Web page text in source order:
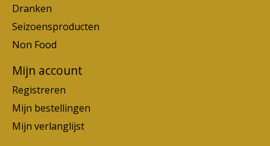
Dranken
Seizoensproducten
Non Food
Mijn account
Registreren
Mijn bestellingen
Mijn verlanglijst